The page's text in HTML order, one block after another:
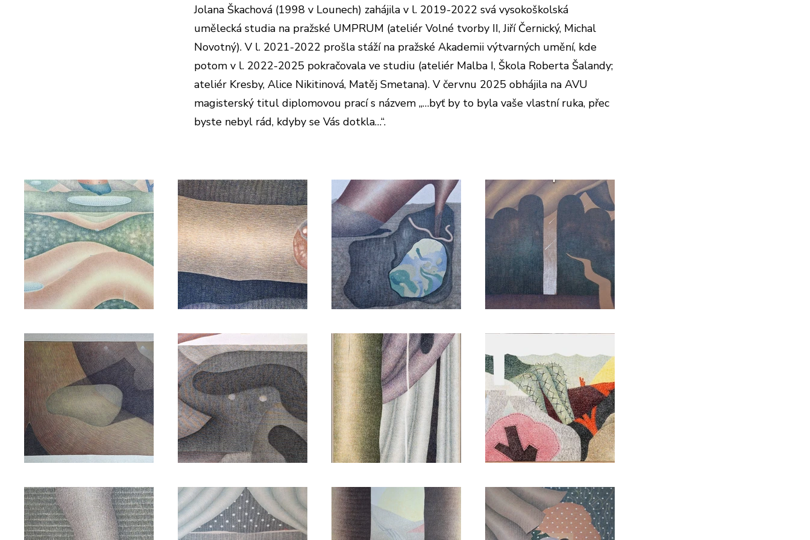
Jolana Škachová (1998 v Lounech) zahájila v l. 2019-2022 svá vysokoškolská
umělecká studia na pražské UMPRUM (ateliér Volné tvorby II, Jiří Černický, Michal
Novotný). V l. 2021-2022 prošla stáží na pražské Akademii výtvarných umění, kde
potom v l. 2022-2025 pokračovala ve studiu (ateliér Malba I, Škola Roberta Šalandy;
ateliér Kresby, Alice Nikitinová, Matěj Smetana). V červnu 2025 obhájila na AVU
magisterský titul diplomovou prací s názvem „…byť by to byla vaše vlastní ruka, přec
byste nebyl rád, kdyby se Vás dotkla…“.